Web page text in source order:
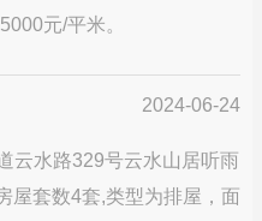
元/平米。
2024-06-24
云水路329号云水山居听雨
屋套数4套,类型为排屋，面